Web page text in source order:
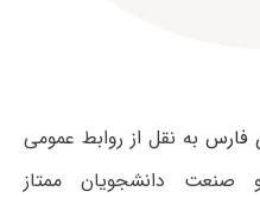
فارس به نقل از روابط عمومی
صنعت دانشجویان ممتاز